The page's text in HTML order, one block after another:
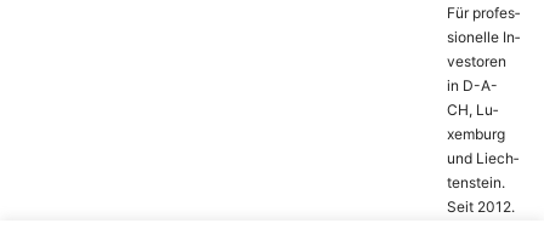
Für pro­fes­
si­o­nel­le In­
ves­to­ren
in D-­A­-
CH, Lu­
xem­burg
und Liech­
ten­stein.
Seit 2012.